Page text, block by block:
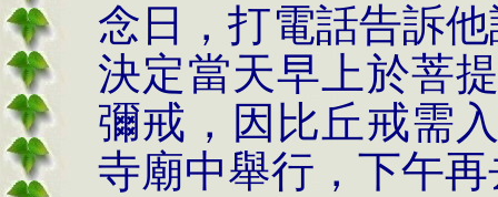
念日，打電話告訴
決定當天早上於菩
彌戒，因比丘戒需
寺廟中舉行，下午